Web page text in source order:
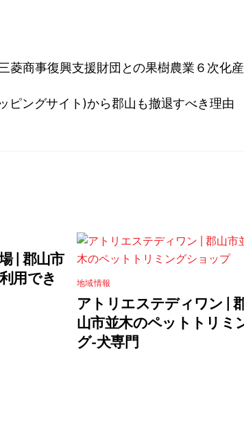
菱商事復興支援財団との果樹農業６次化
ピングサイト)から郡山も撤退すべき理由
| 郡山市
用でき
地域情報
アトリエステディワン |
山市並木のペットトリミ
グ-犬専門